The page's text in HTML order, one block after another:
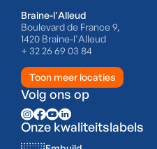
Braine-l'Alleud
Boulevard de France 9,
1420 Braine-l'Alleud
+ 32 26 69 03 84
Toon meer locaties
Volg ons op
Onze kwaliteitslabels